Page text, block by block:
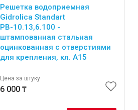
Решетка водоприемная
Gidrolica Standart
РВ-10.13,6.100 -
штампованная стальная
оцинкованная с отверстиями
для крепления, кл. А15
Цена за штуку
6 000 ₸